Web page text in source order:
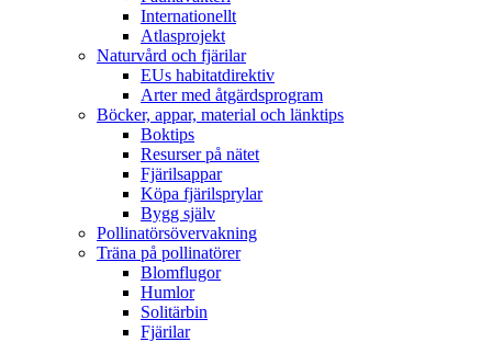
Internationellt
Atlasprojekt
Naturvård och fjärilar
EUs habitatdirektiv
Arter med åtgärdsprogram
Böcker, appar, material och länktips
Boktips
Resurser på nätet
Fjärilsappar
Köpa fjärilsprylar
Bygg själv
Pollinatörsövervakning
Träna på pollinatörer
Blomflugor
Humlor
Solitärbin
Fjärilar